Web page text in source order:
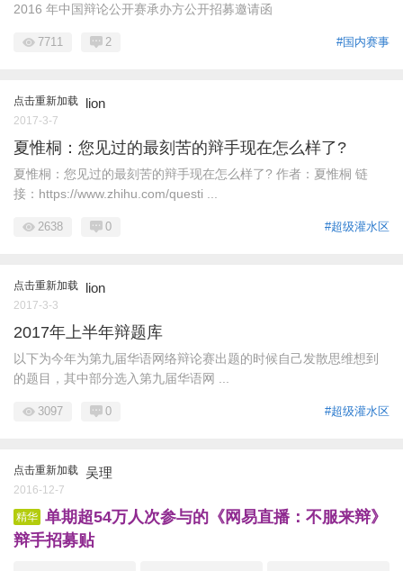
2016 年中国辩论公开赛承办方公开招募邀请函
#国内赛事
7711 2
点击重新加载 lion
2017-3-7
夏惟桐：您见过的最刻苦的辩手现在怎么样了?
夏惟桐：您见过的最刻苦的辩手现在怎么样了? 作者：夏惟桐 链
接：https://www.zhihu.com/questi ...
#超级灌水区
2638 0
点击重新加载 lion
2017-3-3
2017年上半年辩题库
以下为今年为第九届华语网络辩论赛出题的时候自己发散思维想到
的题目，其中部分选入第九届华语网 ...
#超级灌水区
3097 0
点击重新加载 吴理
2016-12-7
精华 单期超54万人次参与的《网易直播：不服来辩》
辩手招募贴